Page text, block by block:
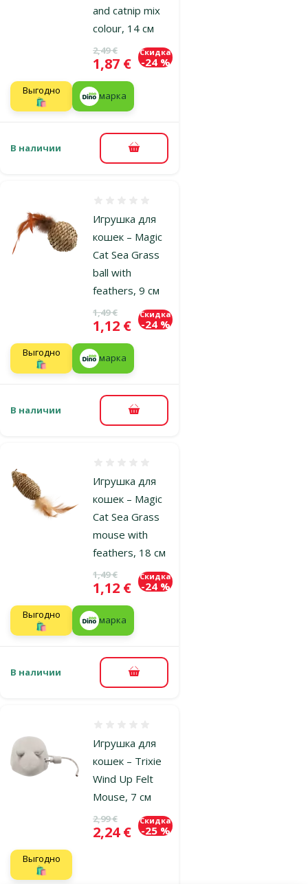
and catnip mix
colour, 14 см
Исходная цена
2,49 €
Цена
1,87 €
Скидка
-24 %
Выгодно
🛍️
марка
В наличии В корзину
Игрушка для
кошек – Magic
Cat Sea Grass
ball with
feathers, 9 см
Исходная цена
1,49 €
Цена
1,12 €
Скидка
-24 %
Выгодно
🛍️
марка
В наличии В корзину
Игрушка для
кошек – Magic
Cat Sea Grass
mouse with
feathers, 18 см
Исходная цена
1,49 €
Цена
1,12 €
Скидка
-24 %
Выгодно
🛍️
марка
В наличии В корзину
Игрушка для
кошек – Trixie
Wind Up Felt
Mouse, 7 см
Исходная цена
2,99 €
Цена
2,24 €
Скидка
-25 %
Выгодно
🛍️